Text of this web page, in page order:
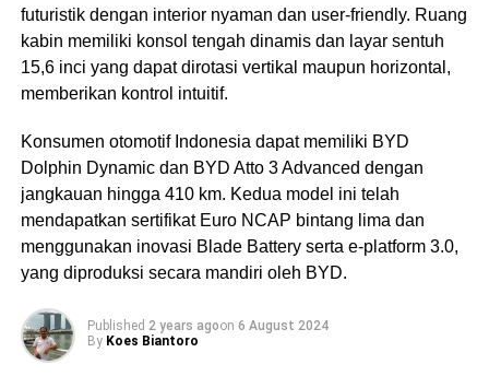
futuristik dengan interior nyaman dan user-friendly. Ruang
kabin memiliki konsol tengah dinamis dan layar sentuh
15,6 inci yang dapat dirotasi vertikal maupun horizontal,
memberikan kontrol intuitif.
Konsumen otomotif Indonesia dapat memiliki BYD
Dolphin Dynamic dan BYD Atto 3 Advanced dengan
jangkauan hingga 410 km. Kedua model ini telah
mendapatkan sertifikat Euro NCAP bintang lima dan
menggunakan inovasi Blade Battery serta e-platform 3.0,
yang diproduksi secara mandiri oleh BYD.
Published 2 years agoon 6 August 2024
By Koes Biantoro